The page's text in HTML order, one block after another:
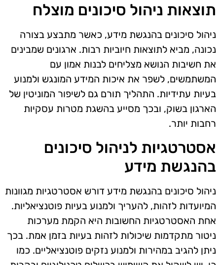
תוצאות ניהול סיכונים מוצלח
ניהול סיכונים בהנגשת מידע, כאשר מתבצע בצורה
נכונה, מביא לתוצאות חיוביות רבות. ארגונים שמבינים
את חשיבות הנושא מצליחים לבנות אמון עם
המשתמשים, לשפר את איכות המידע המונגש ולמנוע
בעיות עתידיות. התהליך תורם גם לשיפור המוניטין של
הארגון בשוק, ובכך מסייע בהשגת מטרות עסקיות
רחבות יותר.
אסטרטגיות לניהול סיכונים
בהנגשת מידע
ניהול סיכונים בהנגשת מידע דורש אסטרטגיות מגוונות
המיועדות לזהות, להעריך ולמנוע בעיות פוטנציאליות.
אחת האסטרטגיות החשובות היא הקמת מערכות
ניטור מתקדמות שיכולות לזהות בעיות בזמן אמת. בכך
ניתן להגיב במהירות ולמנוע נזקים פוטנציאליים. כמו